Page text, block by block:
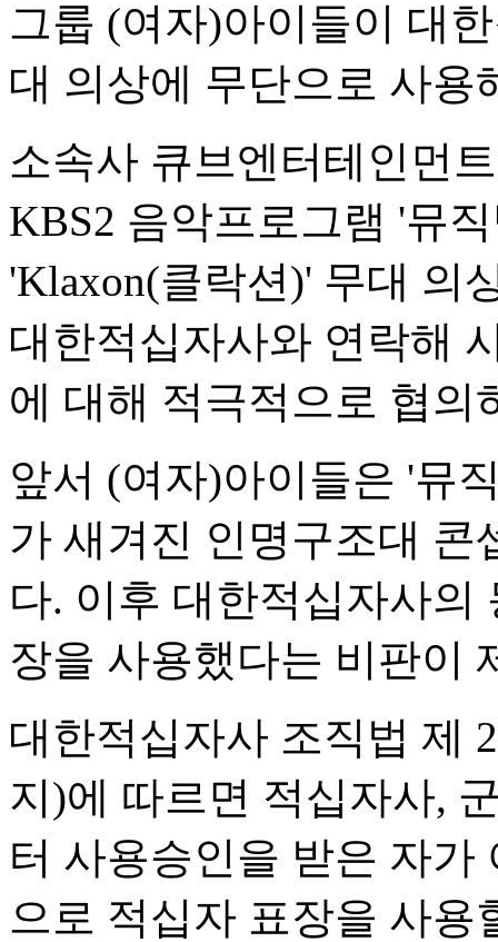
그룹 (여자)아이들이 대
대 의상에 무단으로 사용
소속사 큐브엔터테인먼
KBS2 음악프로그램 '뮤
'Klaxon(클락션)' 무대 의
대한적십자사와 연락해
에 대해 적극적으로 협
앞서 (여자)아이들은 '뮤
가 새겨진 인명구조대 콘
다. 이후 대한적십자사의
장을 사용했다는 비판이
대한적십자사 조직법 제
지)에 따르면 적십자사,
터 사용승인을 받은 자가
으로 적십자 표장을 사용